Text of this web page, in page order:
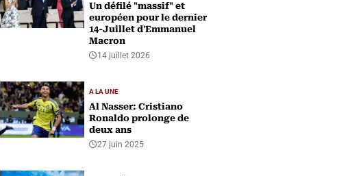
Un défilé "massif" et
européen pour le dernier
14-Juillet d'Emmanuel
Macron
14 juillet 2026
A LA UNE
Al Nasser: Cristiano
Ronaldo prolonge de
deux ans
27 juin 2025